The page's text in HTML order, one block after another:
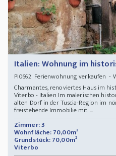
Italien: Wohnung im
PI0662Ferienwohnung verkaufen -
Charmantes, renoviertes Haus im
Viterbo - Italien Im malerischen
alten Dorf in der Tuscia-Region im
freistehende Immobilie mit ...
Zimmer: 3
Wohnfläche: 70,00m²
Grundstück: 70,00m²
Viterbo